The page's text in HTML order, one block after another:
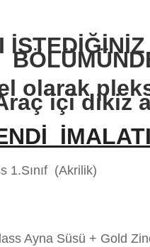
olarak
içi dikiz
1.Sınıf (Akrilik)
Ayna Süsü + Gold